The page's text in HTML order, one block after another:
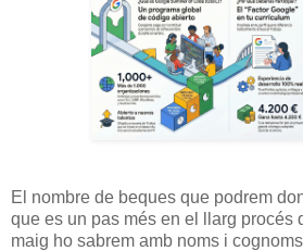
El nombre de beques que podrem
que es un pas més en el llarg procés
maig ho sabrem amb noms i